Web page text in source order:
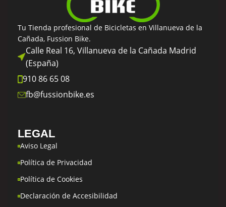
Tu Tienda profesional de Bicicletas en Villanueva de la
Cañada, Fussion Bike.
Calle Real 16, Villanueva de la Cañada Madrid
(España)
910 86 65 08
fb@fussionbike.es
LEGAL
Aviso Legal
Política de Privacidad
Política de Cookies
Declaración de Accesibilidad